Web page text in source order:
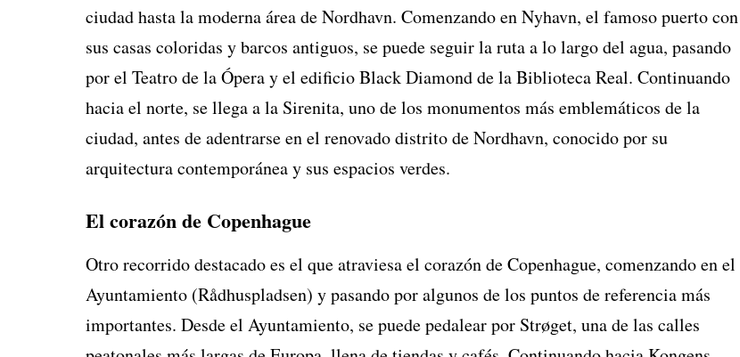
ciudad hasta la moderna área de Nordhavn. Comenzando en Nyhavn, el famoso puerto con
sus casas coloridas y barcos antiguos, se puede seguir la ruta a lo largo del agua, pasando
por el Teatro de la Ópera y el edificio Black Diamond de la Biblioteca Real. Continuando
hacia el norte, se llega a la Sirenita, uno de los monumentos más emblemáticos de la
ciudad, antes de adentrarse en el renovado distrito de Nordhavn, conocido por su
arquitectura contemporánea y sus espacios verdes.
El corazón de Copenhague
Otro recorrido destacado es el que atraviesa el corazón de Copenhague, comenzando en el
Ayuntamiento (Rådhuspladsen) y pasando por algunos de los puntos de referencia más
importantes. Desde el Ayuntamiento, se puede pedalear por Strøget, una de las calles